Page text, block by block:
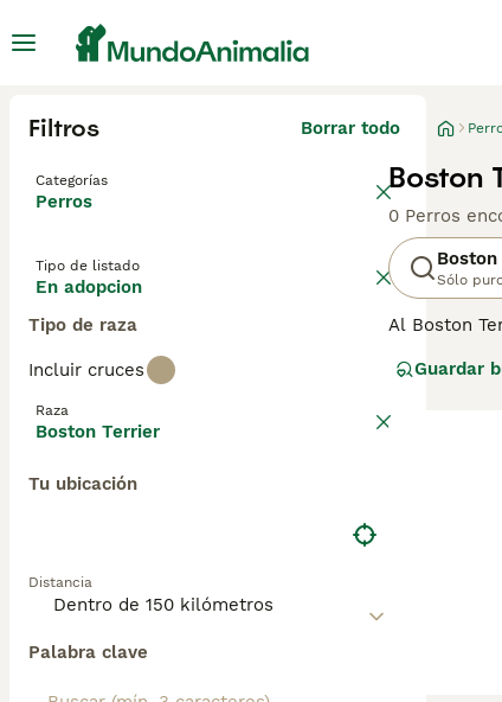
Filtros Borrar todo
Categorías
Perros
Tipo de listado
En adopcion
Tipo de raza
Incluir cruces
Raza
Boston Terrier
Tu ubicación
Distancia
Palabra clave
Boston
0 Perros
Sólo
Al Boston
en los EE.
Guardar